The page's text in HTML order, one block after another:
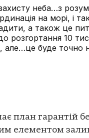
неба…з
на морі, і
а також це
розгортання 10
але…це буде
план гарантій
елементом